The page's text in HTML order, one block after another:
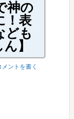
神の
！表
ども
】
メントを書く